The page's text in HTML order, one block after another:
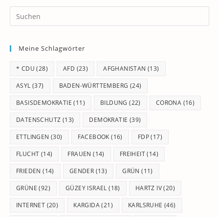
Meine Schlagwörter
* CDU (28) AFD (23) AFGHANISTAN (13)
ASYL (37) BADEN-WÜRTTEMBERG (24)
BASISDEMOKRATIE (11) BILDUNG (22) CORONA (16)
DATENSCHUTZ (13) DEMOKRATIE (39)
ETTLINGEN (30) FACEBOOK (16) FDP(17)
FLUCHT (14) FRAUEN (14) FREIHEIT(14)
FRIEDEN (14) GENDER (13) GRÜN (11)
GRÜNE (92) GÜZEY ISRAEL (18) HARTZ IV(20)
INTERNET (20) KARGIDA(21) KARLSRUHE (46)